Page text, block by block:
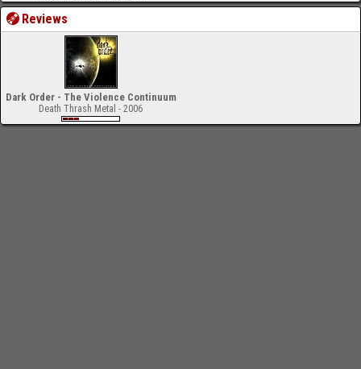
Reviews
Dark Order - The Violence Continuum
Death Thrash Metal - 2006